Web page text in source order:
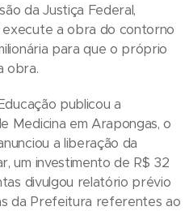
da Justiça Federal,
a obra do contorno
para que o próprio
obra.
publicou a
Medicina em Arapongas, o
a liberação da
um investimento de R$ 32
divulgou relatório prévio
da Prefeitura referentes ao